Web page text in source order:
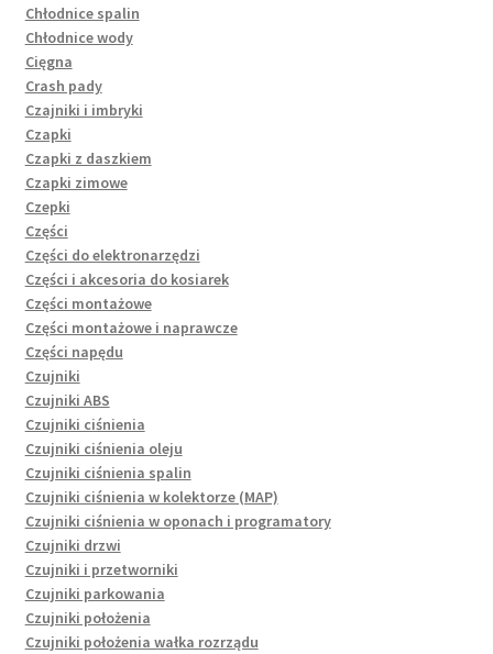
Chłodnice spalin
Chłodnice wody
Cięgna
Crash pady
Czajniki i imbryki
Czapki
Czapki z daszkiem
Czapki zimowe
Czepki
Części
Części do elektronarzędzi
Części i akcesoria do kosiarek
Części montażowe
Części montażowe i naprawcze
Części napędu
Czujniki
Czujniki ABS
Czujniki ciśnienia
Czujniki ciśnienia oleju
Czujniki ciśnienia spalin
Czujniki ciśnienia w kolektorze (MAP)
Czujniki ciśnienia w oponach i programatory
Czujniki drzwi
Czujniki i przetworniki
Czujniki parkowania
Czujniki położenia
Czujniki położenia wałka rozrządu